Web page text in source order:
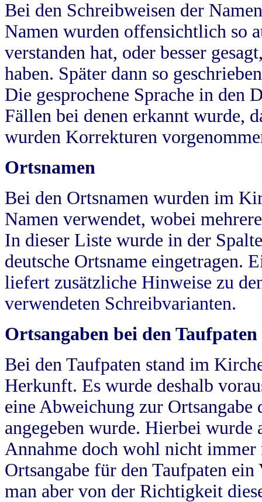
Bei den Schreibweisen der
Namen wurden offensichtlich so
verstanden hat, oder besser
haben. Später dann so
Die gesprochene Sprache in
Fällen bei denen erkannt wurde,
wurden Korrekturen
Ortsnamen
Bei den Ortsnamen wurden im
Namen verwendet, wobei
In dieser Liste wurde in der
deutsche Ortsname eingetragen.
liefert zusätzliche Hinweise zu
verwendeten Schreibvarianten.
Ortsangaben bei den Taufpaten
Bei den Taufpaten stand im
Herkunft. Es wurde deshalb
eine Abweichung zur
angegeben wurde. Hierbei wurde
Annahme doch wohl nicht
Ortsangabe für den Taufpaten
man aber von der Richtigkeit